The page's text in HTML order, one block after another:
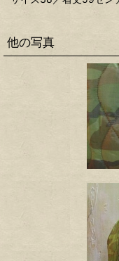
他の写真